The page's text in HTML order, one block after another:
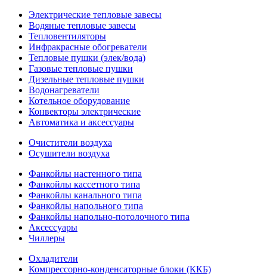
Электрические тепловые завесы
Водяные тепловые завесы
Тепловентиляторы
Инфракрасные обогреватели
Тепловые пушки (элек/вода)
Газовые тепловые пушки
Дизельные тепловые пушки
Водонагреватели
Котельное оборудование
Конвекторы электрические
Автоматика и аксессуары
Очистители воздуха
Осушители воздуха
Фанкойлы настенного типа
Фанкойлы кассетного типа
Фанкойлы канального типа
Фанкойлы напольного типа
Фанкойлы напольно-потолочного типа
Аксессуары
Чиллеры
Охладители
Компрессорно-конденсаторные блоки (ККБ)